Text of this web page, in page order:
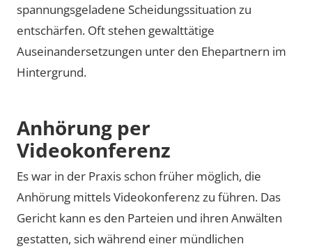
spannungsgeladene Scheidungssituation zu
entschärfen. Oft stehen gewalttätige
Auseinandersetzungen unter den Ehepartnern im
Hintergrund.
Anhörung per
Videokonferenz
Es war in der Praxis schon früher möglich, die
Anhörung mittels Videokonferenz zu führen. Das
Gericht kann es den Parteien und ihren Anwälten
gestatten, sich während einer mündlichen